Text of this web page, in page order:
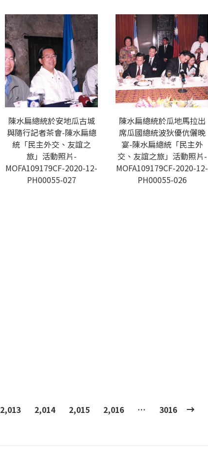
陳水扁總統於安地瓜古城
與隨行記者茶會-陳水扁總
統「民主外交、友誼之
旅」活動照片-
MOFA109179CF-2020-12-
PH00055-027
陳水扁總統於瓜地馬拉出
席瓜國總統波狄優伉儷晚
宴-陳水扁總統「民主外
交、友誼之旅」活動照片-
MOFA109179CF-2020-12-
PH00055-026
2,013 2,014 2,015 2,016 … 3016